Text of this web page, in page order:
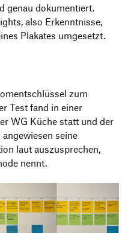
genau dokumentiert.
also Erkenntnisse,
Plakates umgesetzt.
zum
Test fand in einer
WG Küche statt und der
seine
laut auszusprechen,
nennt.